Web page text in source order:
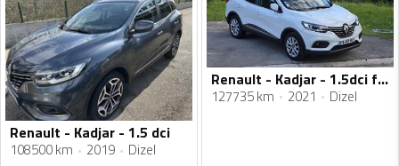
Renault - Kadjar - 1.5 dci
108500 km 2019 Dizel
Renault - Kadjar - 1.5dci fiksno
127735 km 2021 Dizel